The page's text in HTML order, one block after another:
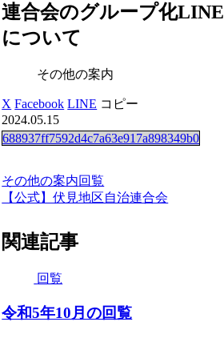
連合会のグループ化LINE
について
その他の案内
X Facebook LINE コピー
2024.05.15
688937ff7592d4c7a63e917a898349b0
その他の案内回覧
【公式】伏見地区自治連合会
関連記事
回覧
令和5年10月の回覧